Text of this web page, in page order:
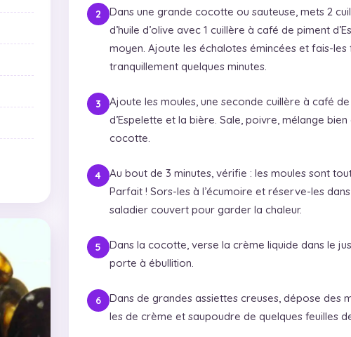
Dans une grande cocotte ou sauteuse, mets 2
d’huile d’olive avec 1 cuillère à café de piment
moyen. Ajoute les échalotes émincées et fais-les
tranquillement quelques minutes.
Ajoute les moules, une seconde cuillère à café
d’Espelette et la bière. Sale, poivre, mélange
cocotte.
Au bout de 3 minutes, vérifie : les moules sont
Parfait ! Sors-les à l’écumoire et réserve-les
saladier couvert pour garder la chaleur.
Dans la cocotte, verse la crème liquide dans le
porte à ébullition.
Dans de grandes assiettes creuses, dépose des
les de crème et saupoudre de quelques feuilles